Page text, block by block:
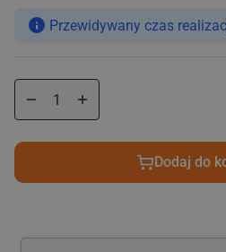
Przewidywany czas
Zmniejsz
ilość
dla
na
Zwiększ
ilość
dla
Pojemnik
na
Dodaj do